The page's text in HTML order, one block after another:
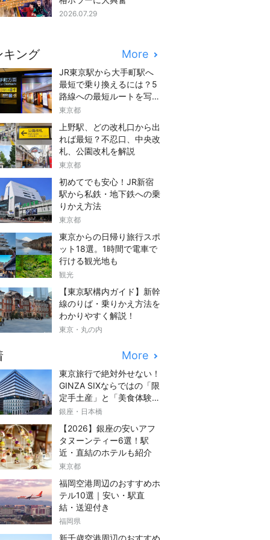
2026.07.29
キング More
JR東京駅から大手町駅へ
最短で乗り換えるには？5
路線への最短ルートを写真
つきでご紹介
東京都
上野駅、どの改札口から出
れば最短？不忍口、中央改
札、公園改札を解説
東京都
初めてでも安心！JR新宿
駅から私鉄・地下鉄への乗
りかえ方法
東京都
東京からの日帰り旅行スポ
ット18選。1時間で電車で
行ける観光地も
観光
【東京駅構内ガイド】新幹
線のりば・乗りかえ方法を
わかりやすく解説！
東京・丸の内
More
東京旅行で絶対外せない！
GINZA SIXならではの「限
定手土産」と「美食体験」
完全ガイド
銀座・日本橋
【2026】銀座の安いアフ
タヌーンティー6選！駅
近・直結のホテルも紹介
東京都
福岡空港周辺のおすすめホ
テル10選｜安い・駅直
結・送迎付き
福岡県
新千歳空港周辺のおすすめ